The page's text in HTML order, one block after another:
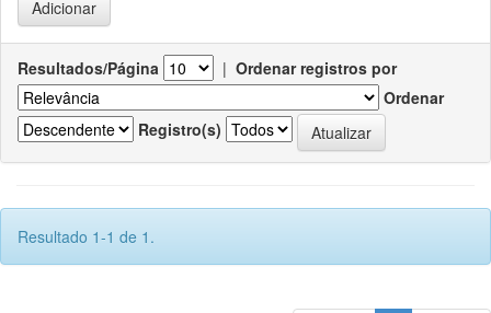
Resultados/Página | Ordenar registros por
Ordenar
Registro(s)
Resultado 1-1 de 1.